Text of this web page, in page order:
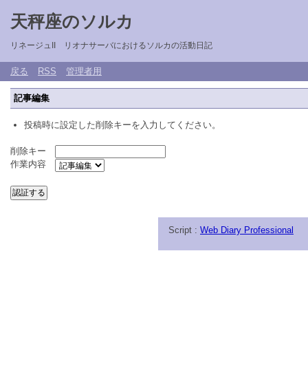
天秤座のソルカ
リネージュII リオナサーバにおけるソルカの活動日記
戻る RSS 管理者用
記事編集
投稿時に設定した削除キーを入力してください。
削除キー
作業内容
Script : Web Diary Professional